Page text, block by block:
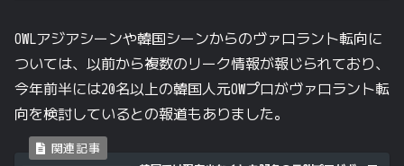
OWLアジアシーンや韓国シーンからのヴァロラント転向に
ついては、以前から複数のリーク情報が報じられており、
今年前半には20名以上の韓国人元OWプロがヴァロラント転
向を検討しているとの報道もありました。